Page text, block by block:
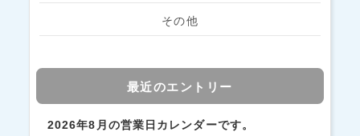
その他
最近のエントリー
2026年8月の営業日カレンダーです。